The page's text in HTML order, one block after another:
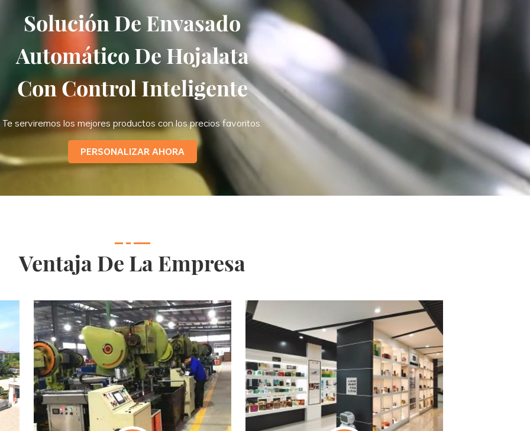
Solución De Envasado
Automático De Hojalata
Con Control Inteligente
Te serviremos los mejores productos con los precios favoritos.
PERSONALIZAR AHORA
Ventaja De La Empresa